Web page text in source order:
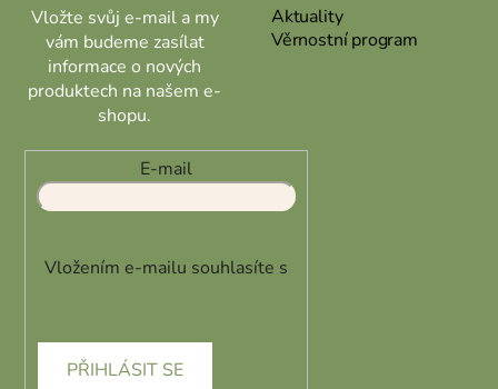
Vložte svůj e-mail a my
vám budeme zasílat
informace o nových
produktech na našem e-
shopu.
E-mail
Vložením e-mailu souhlasíte s
PŘIHLÁSIT SE
Aktuality
Věrnostní program